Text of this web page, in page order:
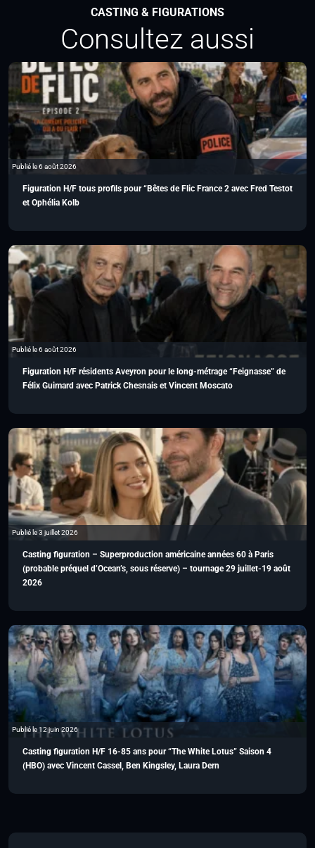
CASTING & FIGURATIONS
Consultez aussi
Publié le 6 août 2026
Figuration H/F tous profils pour “Bêtes de Flic France 2 avec Fred Testot
et Ophélia Kolb
Publié le 6 août 2026
Figuration H/F résidents Aveyron pour le long-métrage “Feignasse” de
Félix Guimard avec Patrick Chesnais et Vincent Moscato
Publié le 3 juillet 2026
Casting figuration – Superproduction américaine années 60 à Paris
(probable préquel d’Ocean’s, sous réserve) – tournage 29 juillet-19 août
2026
Publié le 12 juin 2026
Casting figuration H/F 16-85 ans pour “The White Lotus” Saison 4
(HBO) avec Vincent Cassel, Ben Kingsley, Laura Dern